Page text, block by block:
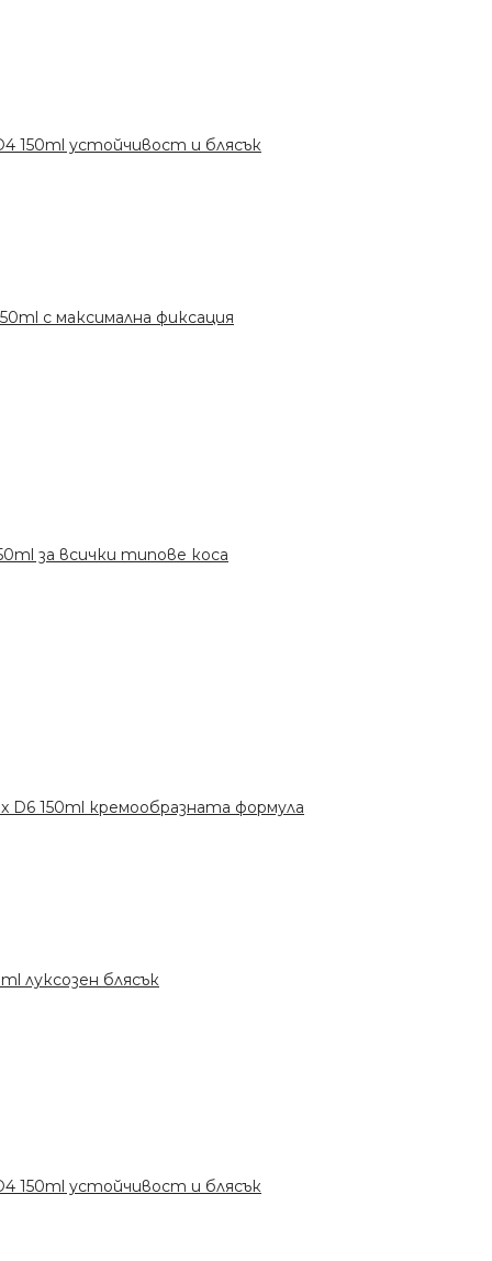
150ml устойчивост и блясък
с максимална фиксация
за всички типове коса
D6 150ml кремообразната формула
луксозен блясък
150ml устойчивост и блясък